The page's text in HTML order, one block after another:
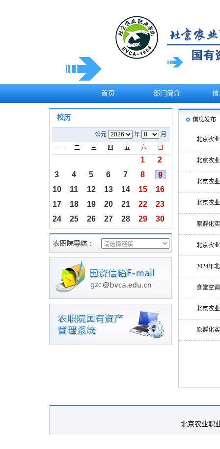
首页 部门简介
校历
公元 年 月 农历 丙午 年 [ 马
一
二 三 四 五 六 日
1
建
军
2
二
十
3
廿
一
4
廿
二
5
廿
三
6
廿
四
7
立
秋
8
廿
六
9
廿
七
10
廿
11
廿
12
三
13
七
14
初
15
初
16
初
17
初
五
18
初
六
19
初
七
20
初
八
21
初
九
22
初
23
处
24
十
25
十
26
十
27
十
28
十
29
十
30
十
31
十
信息发布
北京农
北京农
北京农
北京农
原孵化
北京农
2024年
食堂空
北京农
原孵化
北京农业职